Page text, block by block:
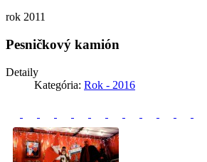
rok 2011
Pesničkový kamión
Detaily
Kategória: Rok - 2016